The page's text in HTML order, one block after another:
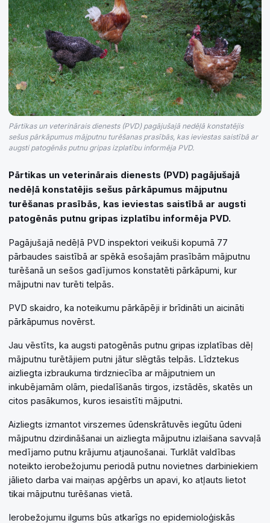
Pārtikas un veterinārais dienests (PVD) pagājušajā nedēļā konstatējis
sešus pārkāpumus mājputnu turēšanas prasībās, kas ieviestas saistībā ar
augsti patogēnās putnu gripas izplatību informēja PVD.
Pārtikas un veterinārais dienests (PVD) pagājušajā
nedēļā konstatējis sešus pārkāpumus mājputnu
turēšanas prasībās, kas ieviestas saistībā ar augsti
patogēnās putnu gripas izplatību informēja PVD.
Pagājušajā nedēļā PVD inspektori veikuši kopumā 77
pārbaudes saistībā ar spēkā esošajām prasībām mājputnu
turēšanā un sešos gadījumos konstatēti pārkāpumi, kur
mājputni nav turēti telpās.
PVD skaidro, ka noteikumu pārkāpēji ir brīdināti un aicināti
pārkāpumus novērst.
Jau vēstīts, ka augsti patogēnās putnu gripas izplatības dēļ
mājputnu turētājiem putni jātur slēgtās telpās. Līdztekus
aizliegta izbraukuma tirdzniecība ar mājputniem un
inkubējamām olām, piedalīšanās tirgos, izstādēs, skatēs un
citos pasākumos, kuros iesaistīti mājputni.
Aizliegts izmantot virszemes ūdenskrātuvēs iegūtu ūdeni
mājputnu dzirdināšanai un aizliegta mājputnu izlaišana savvaļā
medījamo putnu krājumu atjaunošanai. Turklāt valdības
noteikto ierobežojumu periodā putnu novietnes darbiniekiem
jālieto darba vai maiņas apģērbs un apavi, ko atļauts lietot
tikai mājputnu turēšanas vietā.
Ierobežojumu ilgums būs atkarīgs no epidemioloģiskās